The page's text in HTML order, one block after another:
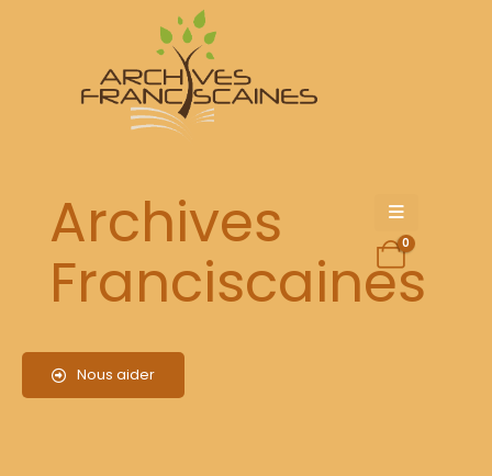
Archives
Franciscaines
Nous aider
0